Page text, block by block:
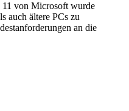
11 von Microsoft wurde
auch ältere PCs zu
an die